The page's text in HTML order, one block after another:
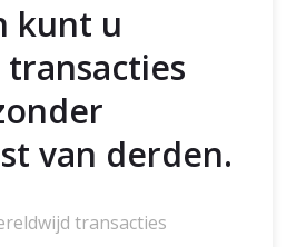
kunt u
van derden.
transacties